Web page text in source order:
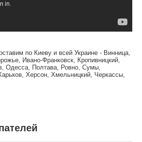
по Киеву и всей Украине - Винница,
Ивано-Франковск, Кропивницкий,
Одесса, Полтава, Ровно, Сумы,
Херсон, Хмельницкий, Черкассы,